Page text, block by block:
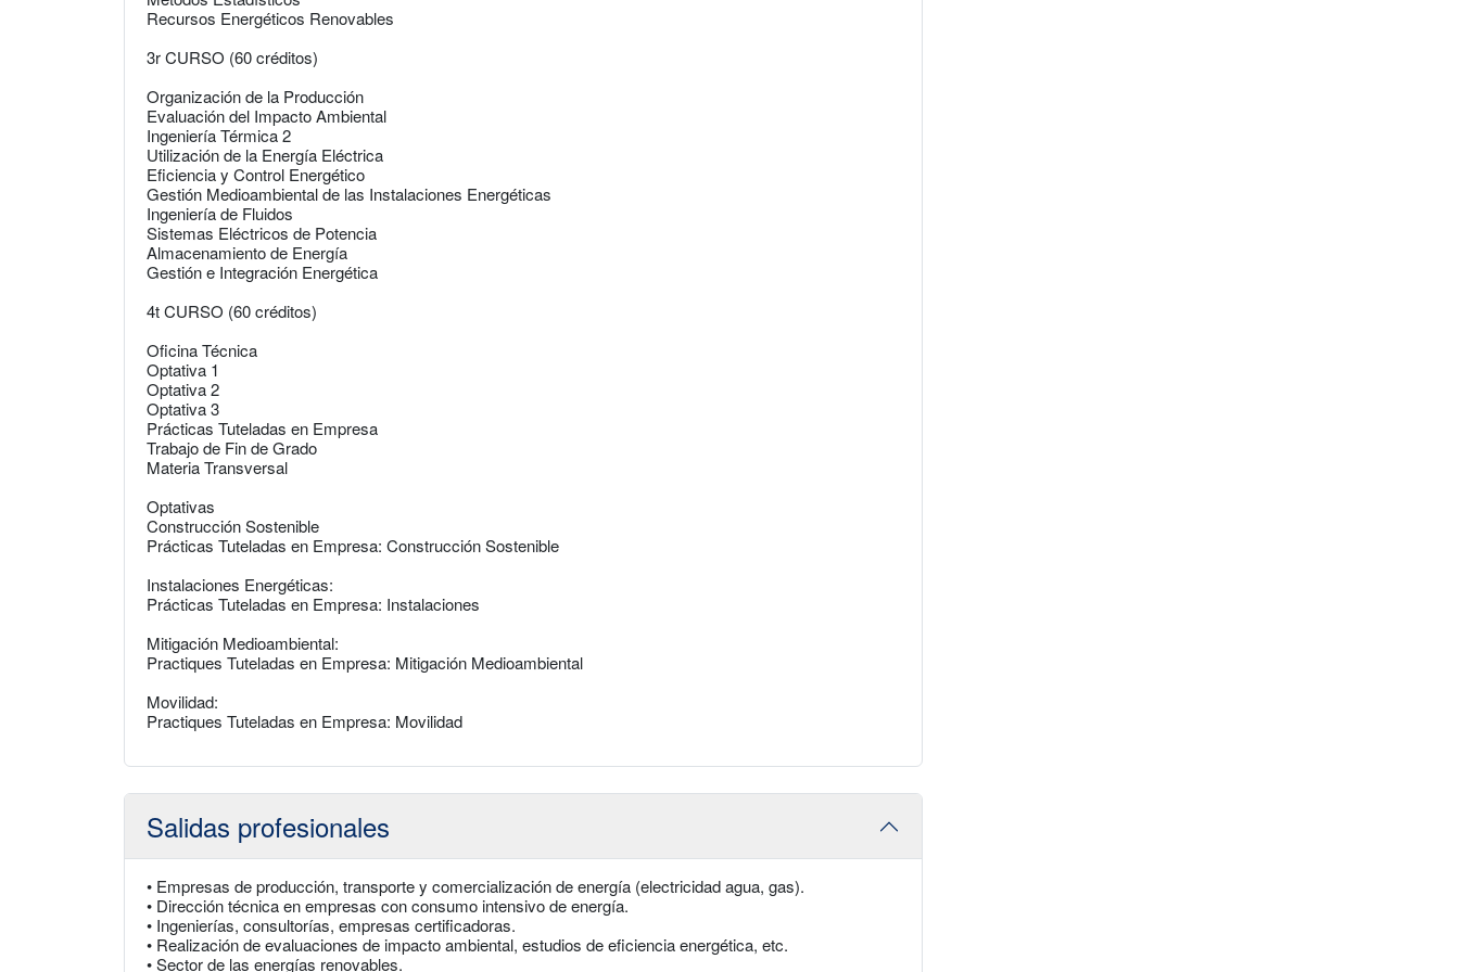
Recursos Energéticos Renovables
3r CURSO (60 créditos)
Organización de la Producción
Evaluación del Impacto Ambiental
Ingeniería Térmica 2
Utilización de la Energía Eléctrica
Eficiencia y Control Energético
Gestión Medioambiental de las Instalaciones Energéticas
Ingeniería de Fluidos
Sistemas Eléctricos de Potencia
Almacenamiento de Energía
Gestión e Integración Energética
4t CURSO (60 créditos)
Oficina Técnica
Optativa 1
Optativa 2
Optativa 3
Prácticas Tuteladas en Empresa
Trabajo de Fin de Grado
Materia Transversal
Optativas
Construcción Sostenible
Prácticas Tuteladas en Empresa: Construcción Sostenible
Instalaciones Energéticas:
Prácticas Tuteladas en Empresa: Instalaciones
Mitigación Medioambiental:
Practiques Tuteladas en Empresa: Mitigación Medioambiental
Movilidad:
Practiques Tuteladas en Empresa: Movilidad
Salidas profesionales
• Empresas de producción, transporte y comercialización de energía (electricidad agua, gas).
• Dirección técnica en empresas con consumo intensivo de energía.
• Ingenierías, consultorías, empresas certificadoras.
• Realización de evaluaciones de impacto ambiental, estudios de eficiencia energética, etc.
• Sector de las energías renovables.